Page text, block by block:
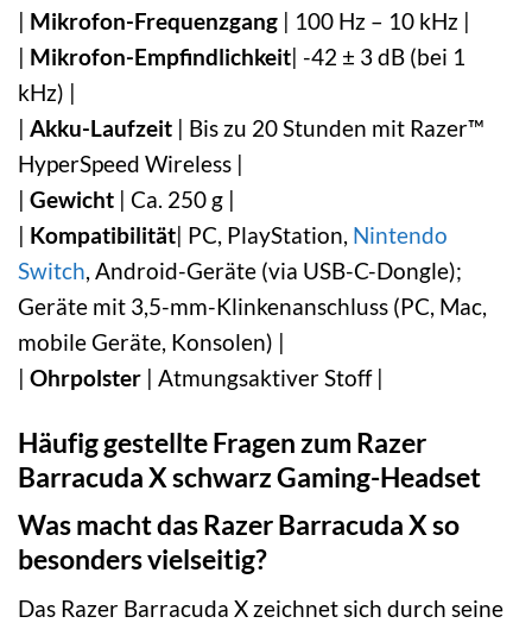
| Mikrofon-Frequenzgang | 100 Hz – 10 kHz |
| Mikrofon-Empfindlichkeit| -42 ± 3 dB (bei 1
kHz) |
| Akku-Laufzeit | Bis zu 20 Stunden mit Razer™
HyperSpeed Wireless |
| Gewicht | Ca. 250 g |
| Kompatibilität| PC, PlayStation, Nintendo
Switch, Android-Geräte (via USB-C-Dongle);
Geräte mit 3,5-mm-Klinkenanschluss (PC, Mac,
mobile Geräte, Konsolen) |
| Ohrpolster | Atmungsaktiver Stoff |
Häufig gestellte Fragen zum Razer
Barracuda X schwarz Gaming-Headset
Was macht das Razer Barracuda X so
besonders vielseitig?
Das Razer Barracuda X zeichnet sich durch seine